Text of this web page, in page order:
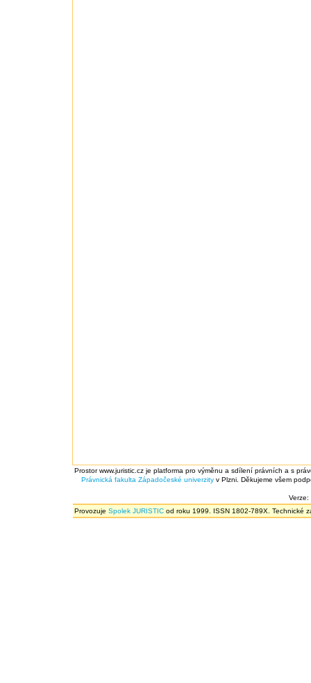
Prostor www.juristic.cz je platforma pro výměnu a sdílení právních a s
Právnická fakulta Západočeské univerzity v Plzni. Děkujeme všem
Verze:
Provozuje Spolek JURISTIC od roku 1999. ISSN 1802-789X. Technické